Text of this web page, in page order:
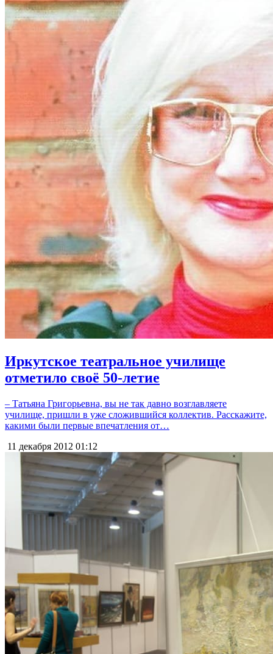
Иркутское театральное училище
отметило своё 50-летие
– Татьяна Григорьевна, вы не так давно возглавляете
училище, пришли в уже сложившийся коллектив. Расскажите,
какими были первые впечатления от…
11 декабря 2012 01:12